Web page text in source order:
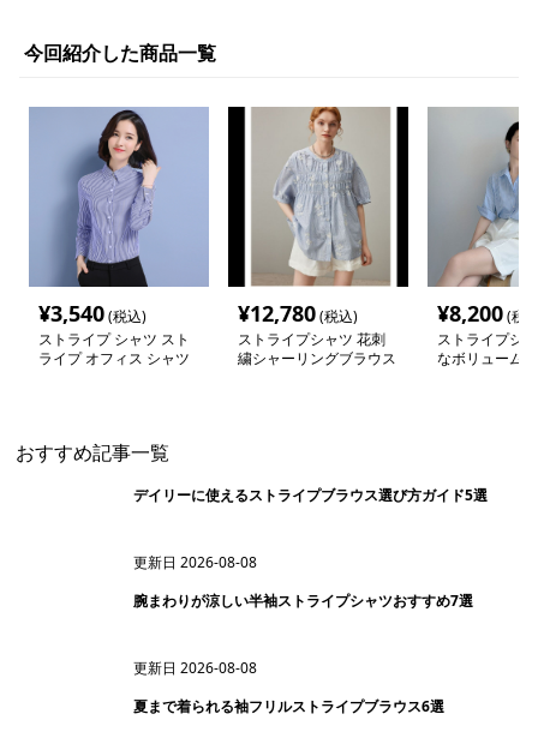
今回紹介した商品一覧
¥3,540(税込)
ストライプ シャツ スト
ライプ オフィス シャツ
¥12,780(税込)
ストライプシャツ 花刺
繍シャーリングブラウス
¥8,200(税
ストライプシ
なボリューム
おすすめ記事一覧
デイリーに使えるストライプブラウス選び方ガイド5選
更新日2026-08-08
腕まわりが涼しい半袖ストライプシャツおすすめ7選
更新日2026-08-08
夏まで着られる袖フリルストライプブラウス6選